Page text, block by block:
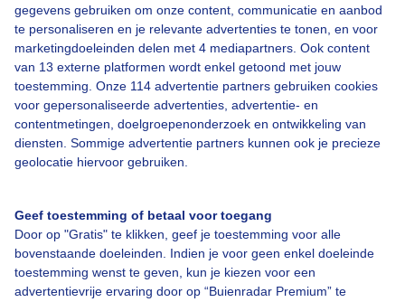
gegevens gebruiken om onze content, communicatie en aanbod
te personaliseren en je relevante advertenties te tonen, en voor
marketingdoeleinden delen met 4 mediapartners. Ook content
van 13 externe platformen wordt enkel getoond met jouw
toestemming. Onze 114 advertentie partners gebruiken cookies
voor gepersonaliseerde advertenties, advertentie- en
contentmetingen, doelgroepenonderzoek en ontwikkeling van
diensten. Sommige advertentie partners kunnen ook je precieze
geolocatie hiervoor gebruiken.
Geef toestemming of betaal voor toegang
Door op "Gratis" te klikken, geef je toestemming voor alle
bovenstaande doeleinden. Indien je voor geen enkel doeleinde
toestemming wenst te geven, kun je kiezen voor een
advertentievrije ervaring door op “Buienradar Premium” te
Over Buienradar
Bedrijfsgegevens
Contact
Toegankelijkheid
Gebruikersvoorwaarden